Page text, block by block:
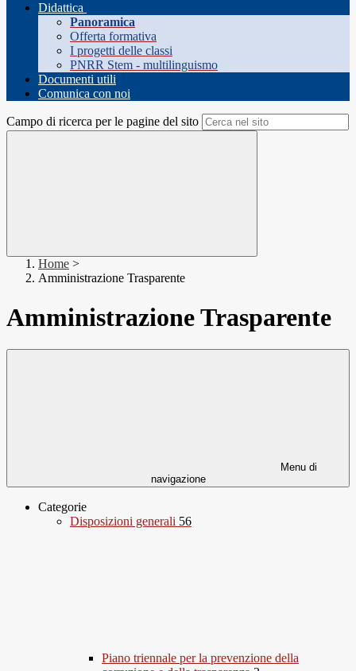
Didattica
Panoramica
Offerta formativa
I progetti delle classi
PNRR Stem - multilinguismo
Documenti utili
Comunica con noi
Campo di ricerca per le pagine del sito
Home >
Amministrazione Trasparente
Amministrazione Trasparente
Menu di
navigazione
Categorie
Disposizioni generali 56
Piano triennale per la prevenzione della